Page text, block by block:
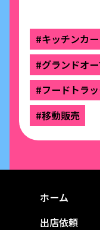
#キッチンカー
#グランドオ
#フードトラ
#移動販売
ホーム
出店依頼